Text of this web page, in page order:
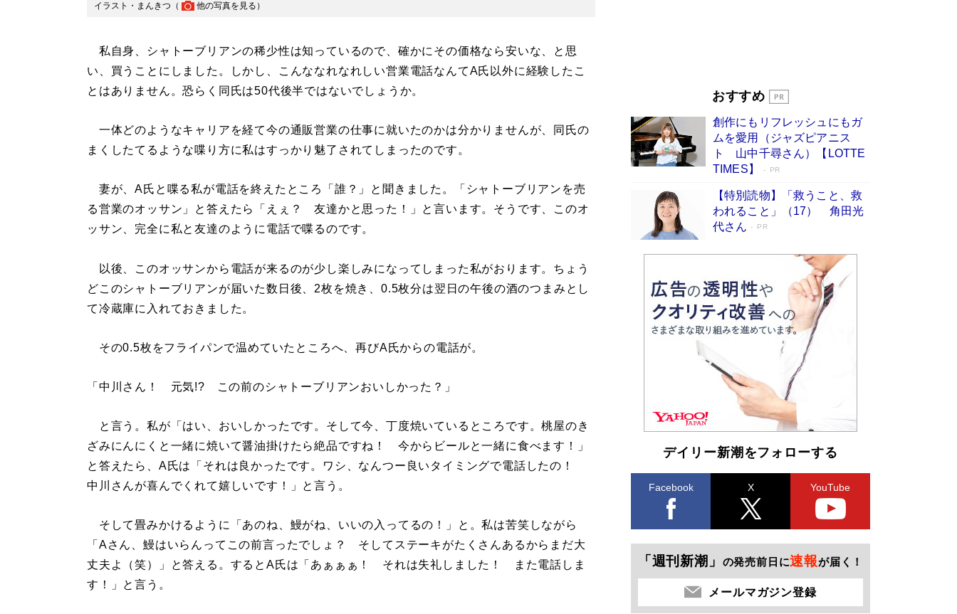
イラスト・まんきつ（ 他の写真を見る ）
私自身、シャトーブリアンの稀少性は知っているので、確かにその価格なら安いな、と思
い、買うことにしました。しかし、こんななれなれしい営業電話なんてA氏以外に経験したこ
とはありません。恐らく同氏は50代後半ではないでしょうか。
一体どのようなキャリアを経て今の通販営業の仕事に就いたのかは分かりませんが、同氏の
まくしたてるような喋り方に私はすっかり魅了されてしまったのです。
妻が、A氏と喋る私が電話を終えたところ「誰？」と聞きました。「シャトーブリアンを売
る営業のオッサン」と答えたら「えぇ？ 友達かと思った！」と言います。そうです、このオ
ッサン、完全に私と友達のように電話で喋るのです。
以後、このオッサンから電話が来るのが少し楽しみになってしまった私がおります。ちょう
どこのシャトーブリアンが届いた数日後、2枚を焼き、0.5枚分は翌日の午後の酒のつまみとし
て冷蔵庫に入れておきました。
その0.5枚をフライパンで温めていたところへ、再びA氏からの電話が。
「中川さん！ 元気!? この前のシャトーブリアンおいしかった？」
と言う。私が「はい、おいしかったです。そして今、丁度焼いているところです。桃屋のき
ざみにんにくと一緒に焼いて醤油掛けたら絶品ですね！ 今からビールと一緒に食べます！」
と答えたら、A氏は「それは良かったです。ワシ、なんつー良いタイミングで電話したの！
中川さんが喜んでくれて嬉しいです！」と言う。
そして畳みかけるように「あのね、鰻がね、いいの入ってるの！」と。私は苦笑しながら
「Aさん、鰻はいらんってこの前言ったでしょ？ そしてステーキがたくさんあるからまだ大
丈夫よ（笑）」と答える。するとA氏は「あぁぁぁ！ それは失礼しました！ また電話しま
す！」と言う。
開発への関心を押し上げた18年の物語に幕 特装
Book Bang
「不意に涙が出そうに…」高嶋政伸が明かし
た“13歳の娘を暴行する役”への葛藤 インティマ
シーコーディネーターに支えられたNHK『大奥』
おすすめ
創作にもリフレッシュにもガ
ムを愛用（ジャズピアニス
ト 山中千尋さん）【LOTTE
TIMES】
PR
【特別読物】「救うこと、救
われること」（17） 角田光
代さん
PR
デイリー新潮をフォローする
Facebook X YouTube
「週刊新潮」 の発売前日に速報が届く！
メールマガジン登録